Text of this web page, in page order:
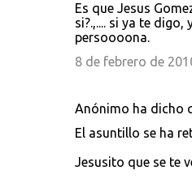
Es que Jesus
si?.,.... si ya te digo,
persoooona.
8 de febrero de
Anónimo ha dicho
El asuntillo se ha
Jesusito que se te